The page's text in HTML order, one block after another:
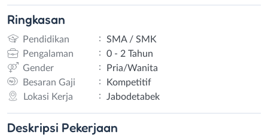
Ringkasan
Pendidikan :
SMA / SMK
Pengalaman
:
0 - 2 Tahun
Gender
:
Pria/Wanita
Besaran Gaji
:
Kompetitif
Lokasi Kerja
: Jabodetabek
Deskripsi Pekerjaan